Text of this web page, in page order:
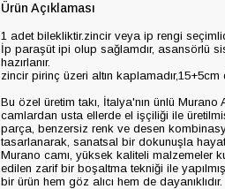
Ürün Açıklaması
1 adet bilekliktir.zincir veya ip rengi
İp paraşüt ipi olup sağlamdır, asansörlü
hazırlanır.
zincir pirinç üzeri altın kaplamadır,15+5cm
Bu özel üretim takı, İtalya'nın ünlü Murano
camlardan usta ellerde el işçiliği ile
parça, benzersiz renk ve desen
tasarlanarak, sanatsal bir dokunuşla
Murano camı, yüksek kaliteli malzemeler
edilen zarif bir boşaltma tekniği ile
bir ürün hem göz alıcı hem de dayanıklıdır.